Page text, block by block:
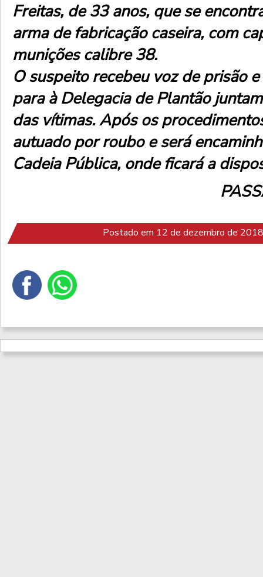
Freitas, de 33 anos, que se
arma de fabricação caseira, com
munições calibre 38.
O suspeito recebeu voz de prisão
para à Delegacia de Plantão
das vítimas. Após os
autuado por roubo e será
Cadeia Pública, onde ficará a
Postado em 12 de dezembro de